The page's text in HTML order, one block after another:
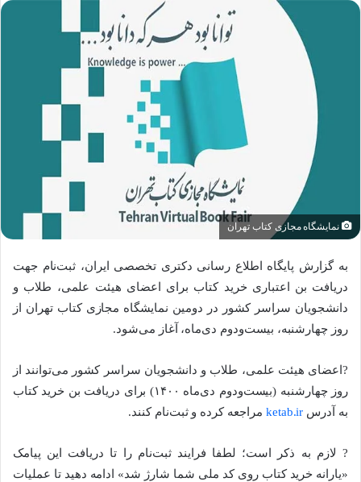
نمایشگاه مجازی کتاب تهران
به گزارش پایگاه اطلاع رسانی دکتری تخصصی ایران، ثبت‌نام جهت
دریافت بن اعتباری خرید کتاب برای اعضای هیئت علمی، طلاب و
دانشجویان سراسر کشور در دومین نمایشگاه مجازی کتاب تهران از
روز چهارشنبه، بیست‌ودوم دی‌ماه، آغاز می‌شود.
?اعضای هیئت علمی، طلاب و دانشجویان سراسر کشور می‌توانند از
روز چهارشنبه (بیست‌ودوم دی‌ماه ۱۴۰۰) برای دریافت بن خرید کتاب
به آدرس ketab.ir مراجعه کرده و ثبت‌نام کنند.
? لازم به ذکر است؛ لطفا فرایند ثبت‌نام را تا دریافت این پیامک
«یارانه خرید کتاب روی کد ملی شما شارژ شد» ادامه دهید تا عملیات